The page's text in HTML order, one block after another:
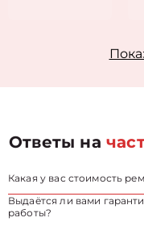
Ответы на
Какая у вас стоимость
Выдаётся ли вами
работы?